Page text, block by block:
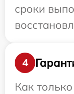
сроки
4
Как